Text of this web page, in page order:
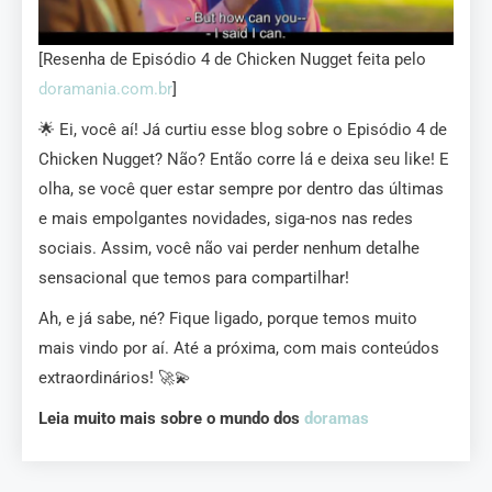
[Resenha de Episódio 4 de Chicken Nugget feita pelo
doramania.com.br]
🌟 Ei, você aí! Já curtiu esse blog sobre o Episódio 4 de
Chicken Nugget? Não? Então corre lá e deixa seu like! E
olha, se você quer estar sempre por dentro das últimas
e mais empolgantes novidades, siga-nos nas redes
sociais. Assim, você não vai perder nenhum detalhe
sensacional que temos para compartilhar!
Ah, e já sabe, né? Fique ligado, porque temos muito
mais vindo por aí. Até a próxima, com mais conteúdos
extraordinários! 🚀💫
Leia muito mais sobre o mundo dos doramas